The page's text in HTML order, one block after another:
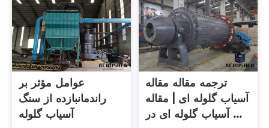
عوامل مؤثر بر
راندمانبازده از سنگ
آسیاب گلوله
ترجمه مقاله مقاله
آسیاب گلوله ای | مقاله
آسیاب گلوله ای در ...